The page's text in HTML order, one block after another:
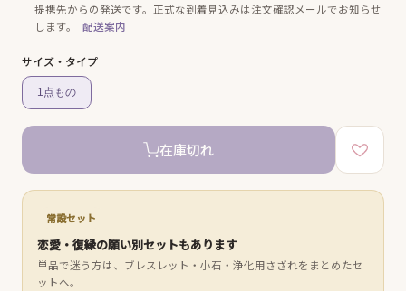
提携先からの発送です。 正式な到着見込みは注文確認メールでお知らせ
します。
配送案内
サイズ・タイプ
1点もの
在庫切れ
常設セット
恋愛・復縁の願い別セットもあります
単品で迷う方は、ブレスレット・小石・浄化用さざれをまとめたセ
ットへ。